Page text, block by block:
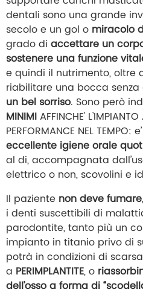
dentali sono una grande
secolo e un gol o miracolo
grado di accettare un
sostenere una funzione
e quindi il nutrimento, oltre
riabilitare una bocca
un bel sorriso. Sono però
MINIMIAFFINCHE’
PERFORMANCE NEL
eccellente igiene orale
al di, accompagnata
elettrico o non, scovolini e
Il paziente non deve fumare
i denti suscettibili di
parodontite, tanto più un
impianto in titanio privo di
potrà in condizioni di
a PERIMPLANTITE, o
dell’osso a forma di